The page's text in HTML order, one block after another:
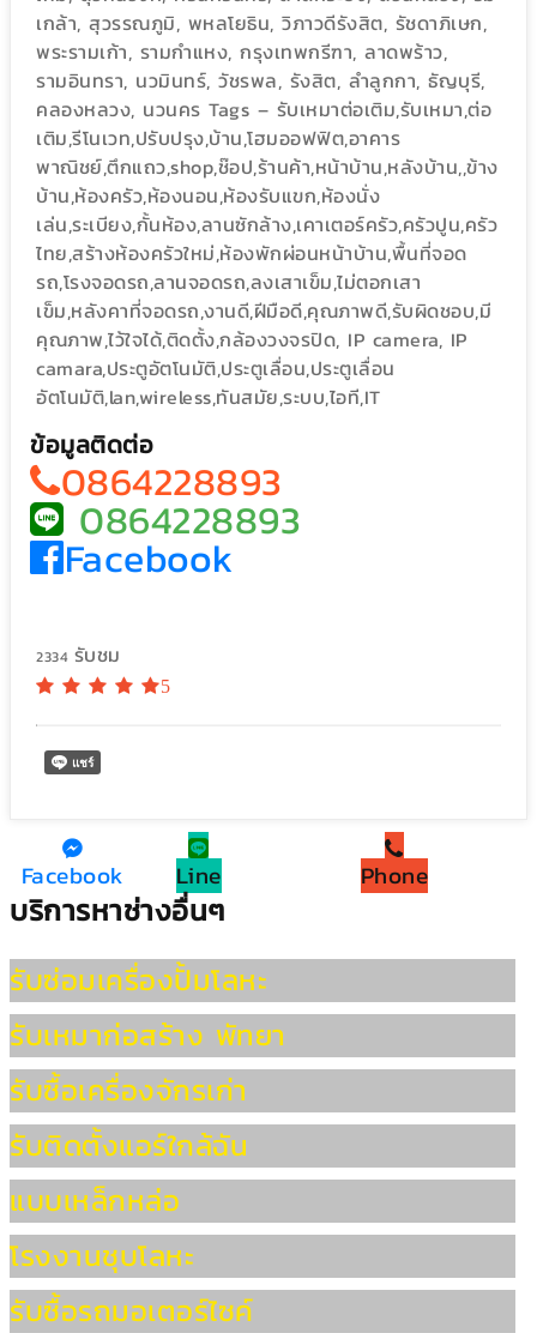
เกล้า, สุวรรณภูมิ, พหลโยธิน, วิภาวดีรังสิต, รัชดาภิเษก,
พระรามเก้า, รามกำแหง, กรุงเทพกรีฑา, ลาดพร้าว,
รามอินทรา, นวมินทร์, วัชรพล, รังสิต, ลำลูกกา, ธัญบุรี,
คลองหลวง, นวนคร Tags – รับเหมาต่อเติม,รับเหมา,ต่อ
เติม,รีโนเวท,ปรับปรุง,บ้าน,โฮมออฟฟิต,อาคาร
พาณิชย์,ตึกแถว,shop,ช๊อป,ร้านค้า,หน้าบ้าน,หลังบ้าน,,ข้าง
บ้าน,ห้องครัว,ห้องนอน,ห้องรับแขก,ห้องนั่ง
เล่น,ระเบียง,กั้นห้อง,ลานซักล้าง,เคาเตอร์ครัว,ครัวปูน,ครัว
ไทย,สร้างห้องครัวใหม่,ห้องพักผ่อนหน้าบ้าน,พื้นที่จอด
รถ,โรงจอดรถ,ลานจอดรถ,ลงเสาเข็ม,ไม่ตอกเสา
เข็ม,หลังคาที่จอดรถ,งานดี,ฝีมือดี,คุณภาพดี,รับผิดชอบ,มี
คุณภาพ,ไว้ใจได้,ติดตั้ง,กล้องวงจรปิด, IP camera, IP
camara,ประตูอัตโนมัติ,ประตูเลื่อน,ประตูเลื่อน
อัตโนมัติ,lan,wireless,ทันสมัย,ระบบ,ไอที,IT
ข้อมูลติดต่อ
0864228893
0864228893
Facebook
2334 รับชม
5
Facebook Line Phone
บริการหาช่างอื่นๆ
รับซ่อมเครื่องปั้มโลหะ
รับเหมาก่อสร้าง พัทยา
รับซื้อเครื่องจักรเก่า
รับติดตั้งแอร์ใกล้ฉัน
แบบเหล็กหล่อ
โรงงานชุบโลหะ
รับซื้อรถมอเตอร์ไซค์